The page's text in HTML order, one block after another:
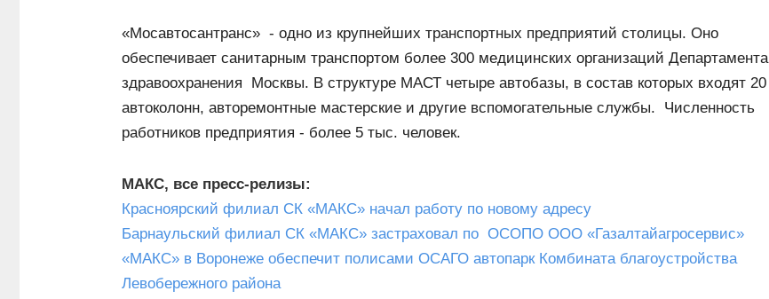
«Мосавтосантранс» - одно из крупнейших транспортных предприятий столицы. Оно
обеспечивает санитарным транспортом более 300 медицинских организаций Департамента
здравоохранения Москвы. В структуре МАСТ четыре автобазы, в состав которых входят 20
автоколонн, авторемонтные мастерские и другие вспомогательные службы. Численность
работников предприятия - более 5 тыс. человек.
МАКС, все пресс-релизы:
Красноярский филиал СК «МАКС» начал работу по новому адресу
Барнаульский филиал СК «МАКС» застраховал по ОСОПО ООО «Газалтайагросервис»
«МАКС» в Воронеже обеспечит полисами ОСАГО автопарк Комбината благоустройства
Левобережного района